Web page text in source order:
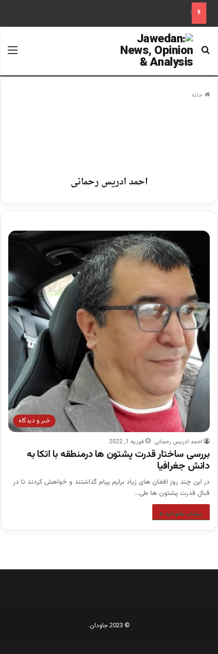
علم تاریخ
جستجو برای
خانه
احمد ادریس رحمانی
خبر و دیدگاه
احمد ادریس رحمانی فوریه 1, 2022
بررسی ساختار قدرت پشتون ها درمنطقه با اتکا به
دانش جغرافیا
در این چند روز افغان های زیاد برایم پیام گذاشتند و خواهش کردند تا در
قبال قدرت پشتون ها طی…
بیشتر بخوانید »
© 2023 جاودان.